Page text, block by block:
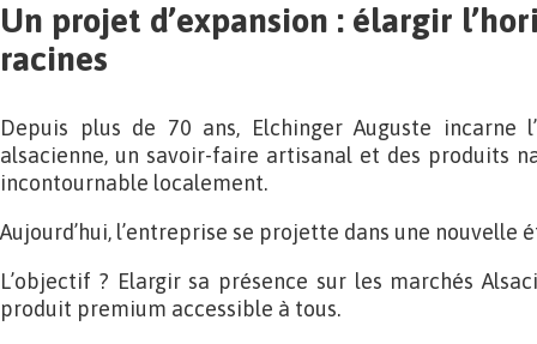
Un projet d’expansion : élargir
racines
Depuis plus de 70 ans, Elchinger Auguste incarne
alsacienne, un savoir-faire artisanal et des produits
incontournable localement.
Aujourd’hui, l’entreprise se projette dans une nouvelle
L’objectif ? Elargir sa présence sur les marchés
produit premium accessible à tous.